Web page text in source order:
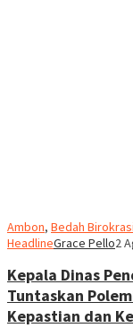
Ambon, Bedah Birokrasi
HeadlineGrace Pello2
Kepala Dinas
Tuntaskan
Kepastian dan